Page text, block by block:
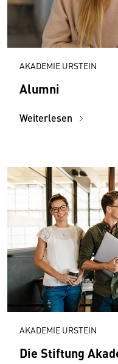
AKADEMIE URSTEIN
Alumni
Weiterlesen
AKADEMIE URSTEIN
Die Stiftung